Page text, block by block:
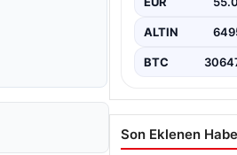
ALTIN
BTC
Son Eklenen